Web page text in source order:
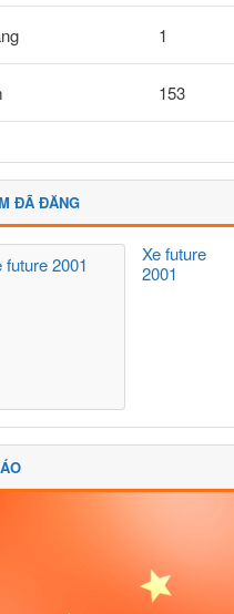
1
153
ĐÃ ĐĂNG
Xe future
2001